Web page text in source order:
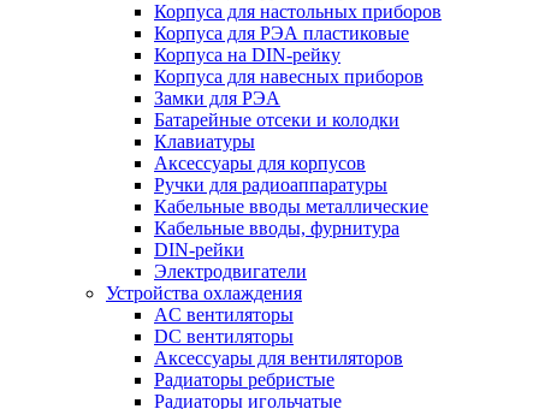
Корпуса для настольных приборов
Корпуса для РЭА пластиковые
Корпуса на DIN-рейку
Корпуса для навесных приборов
Замки для РЭА
Батарейные отсеки и колодки
Клавиатуры
Аксессуары для корпусов
Ручки для радиоаппаратуры
Кабельные вводы металлические
Кабельные вводы, фурнитура
DIN-рейки
Электродвигатели
Устройства охлаждения
AC вентиляторы
DC вентиляторы
Аксессуары для вентиляторов
Радиаторы ребристые
Радиаторы игольчатые